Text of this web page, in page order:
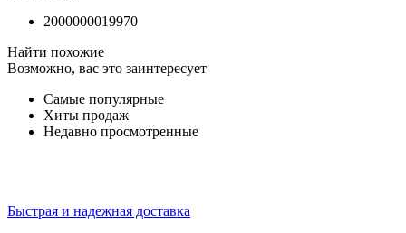
2000000019970
Найти похожие
Возможно, вас это заинтересует
Самые популярные
Хиты продаж
Недавно просмотренные
Быстрая и надежная доставка